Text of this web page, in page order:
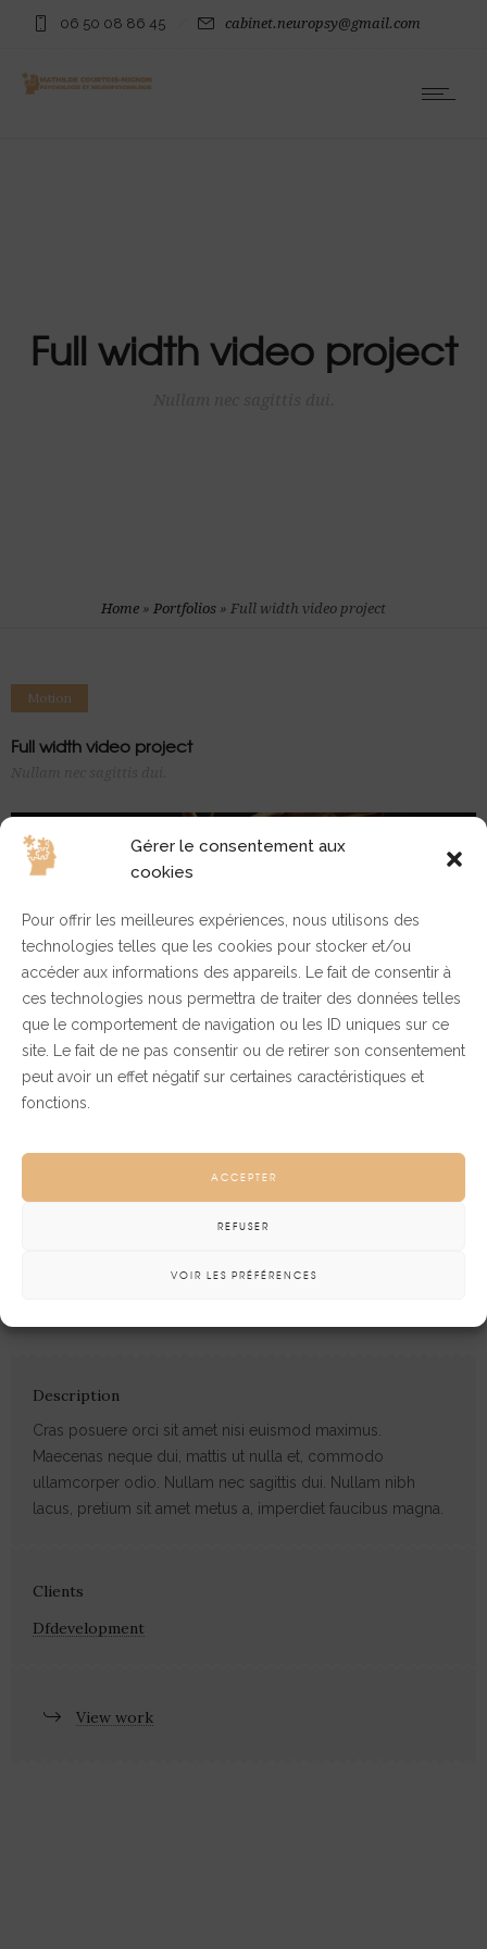
Gérer le consentement aux
cookies
Pour offrir les meilleures expériences, nous utilisons des
technologies telles que les cookies pour stocker et/ou
accéder aux informations des appareils. Le fait de consentir à
ces technologies nous permettra de traiter des données telles
que le comportement de navigation ou les ID uniques sur ce
site. Le fait de ne pas consentir ou de retirer son consentement
peut avoir un effet négatif sur certaines caractéristiques et
fonctions.
ACCEPTER
REFUSER
VOIR LES PRÉFÉRENCES
06 50 08 86 45 cabinet.neuropsy@gmail.com
Full width video project
Home » Portfolios » Full width video project
Motion
Full width video project
0 Comments
Description
Cras posuere orci sit amet nisi euismod maximus.
Maecenas neque dui, mattis ut nulla et, commodo
ullamcorper odio. Nullam nec sagittis dui. Nullam nibh
lacus, pretium sit amet metus a, imperdiet faucibus magna.
Clients
Dfdevelopment
View work